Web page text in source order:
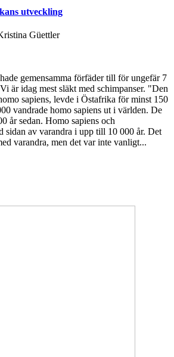
utveckling
Güettler
gemensamma förfäder till för ungefär 7
är idag mest släkt med schimpanser. "Den
sapiens, levde i Östafrika för minst 150
vandrade homo sapiens ut i världen. De
år sedan. Homo sapiens och
sidan av varandra i upp till 10 000 år. Det
varandra, men det var inte vanligt...